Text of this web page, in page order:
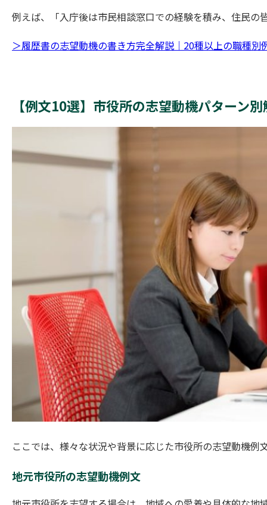
例えば、「入庁後は市民相談窓口での経験を積み、住民
＞履歴書の志望動機の書き方完全解説｜20種以上の職種別
【例文10選】市役所の志望動機パターン
ここでは、様々な状況や背景に応じた市役所の志望動機
地元市役所の志望動機例文